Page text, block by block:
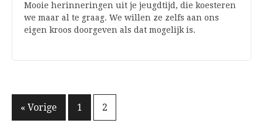
Mooie herinneringen uit je jeugdtijd, die koesteren
we maar al te graag. We willen ze zelfs aan ons
eigen kroos doorgeven als dat mogelijk is.
Berichten
« Vorige 1 2